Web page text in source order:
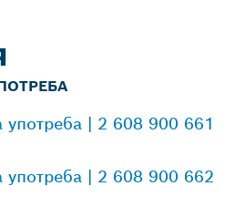
употреба | 2 608 900 661
употреба | 2 608 900 662